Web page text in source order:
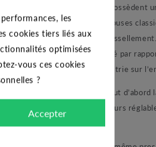
pour corps de tuyères, elles possèdent
contrairement aux autres buses
considérablement le
un temps d’arrosage doublé par
avec la même pluviométrie sur
arrosage sur mesure. Tout d’abord
plusieurs choix de secteurs
les
cookies tiers liés aux
optimisées
vous ces cookies
?
Accepter